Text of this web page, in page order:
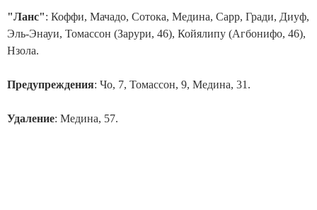
"Ланс": Коффи, Мачадо, Сотока, Медина, Сарр, Гради, Диуф,
Эль-Энауи, Томассон (Зарури, 46), Койялипу (Агбонифо, 46),
Нзола.
Предупреждения: Чо, 7, Томассон, 9, Медина, 31.
Удаление: Медина, 57.